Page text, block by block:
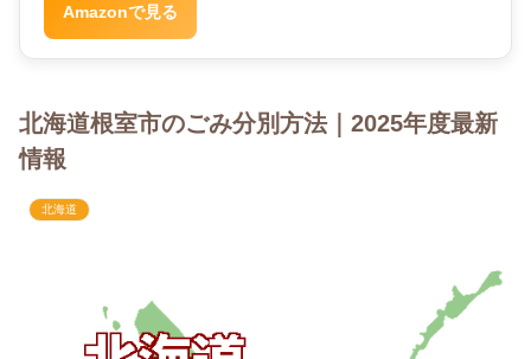
Amazonで見る
北海道根室市のごみ分別方法｜2025年度最新
情報
北海道